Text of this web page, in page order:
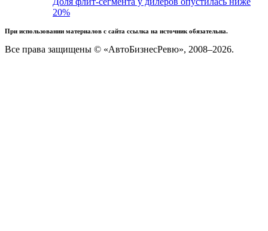
20%
При использовании материалов с сайта ссылка на источник обязательна.
Все права защищены © «АвтоБизнесРевю», 2008–2026.